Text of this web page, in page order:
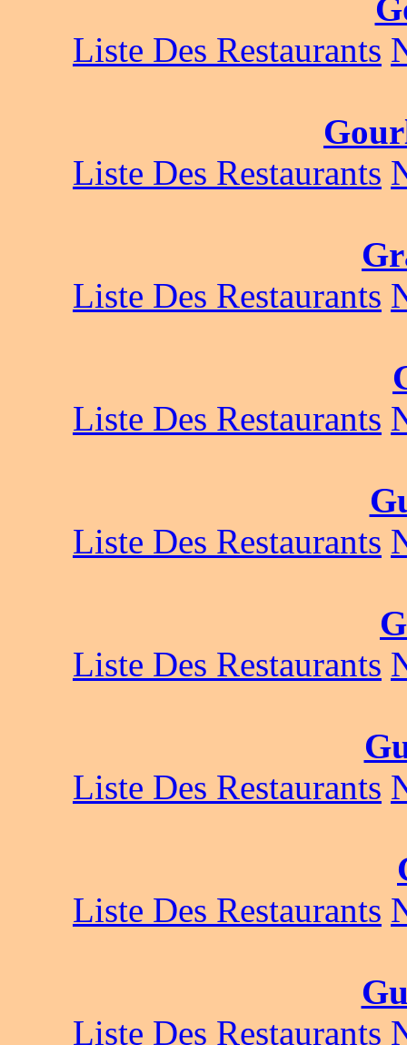
Liste Des Restaurants
Liste Des Restaurants
Liste Des Restaurants
Liste Des Restaurants
Liste Des Restaurants
Liste Des Restaurants
Liste Des Restaurants
Liste Des Restaurants
Liste Des Restaurants